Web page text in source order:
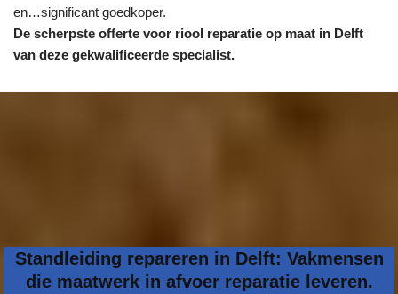
en…significant goedkoper.
De scherpste offerte voor riool reparatie op maat in Delft
van deze gekwalificeerde specialist.
Standleiding repareren in Delft: Vakmensen
die maatwerk in afvoer reparatie leveren.